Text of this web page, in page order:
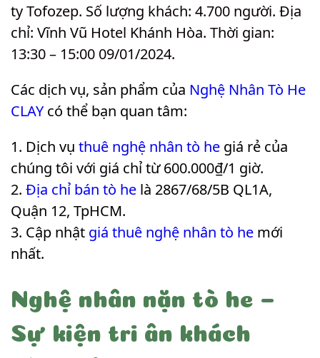
ty Tofozep. Số lượng khách: 4.700 người. Địa
chỉ: Vĩnh Vũ Hotel Khánh Hòa. Thời gian:
13:30 – 15:00 09/01/2024.
Các dịch vụ, sản phẩm của Nghệ Nhân Tò He
CLAY có thể bạn quan tâm:
Dịch vụ thuê nghệ nhân tò he giá rẻ của
chúng tôi với giá chỉ từ 600.000₫/1 giờ.
Địa chỉ bán tò he là 2867/68/5B QL1A,
Quận 12, TpHCM.
Cập nhật giá thuê nghệ nhân tò he mới
nhất.
Nghệ nhân nặn tò he –
Sự kiện tri ân khách